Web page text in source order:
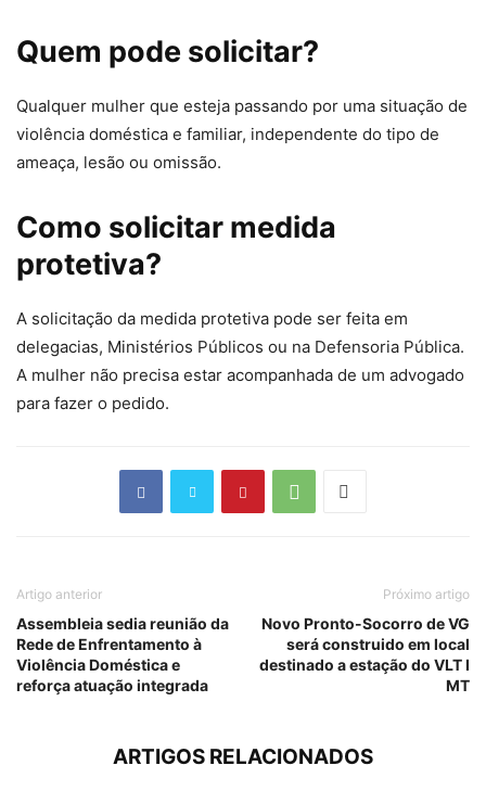
Quem pode solicitar?
Qualquer mulher que esteja passando por uma situação de
violência doméstica e familiar, independente do tipo de
ameaça, lesão ou omissão.
Como solicitar medida
protetiva?
A solicitação da medida protetiva pode ser feita em
delegacias, Ministérios Públicos ou na Defensoria Pública.
A mulher não precisa estar acompanhada de um advogado
para fazer o pedido.
Artigo anterior
Assembleia sedia reunião da
Rede de Enfrentamento à
Violência Doméstica e
reforça atuação integrada
Próximo artigo
Novo Pronto-Socorro de VG
será construido em local
destinado a estação do VLT I
MT
ARTIGOS RELACIONADOS